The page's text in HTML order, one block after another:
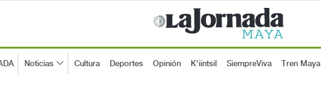
Noticias Cultura Deportes Opinión K'iintsil SiempreViva Tren Maya